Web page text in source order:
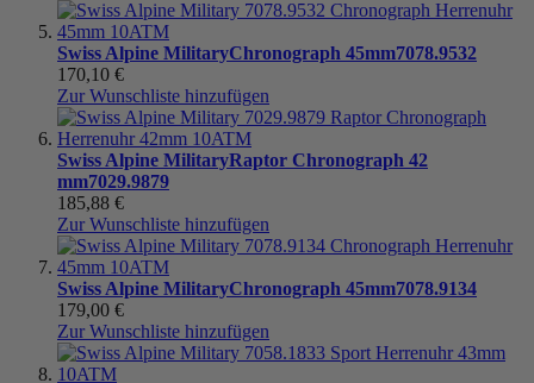
Swiss Alpine MilitaryChronograph 45mm7078.9532
170,10 €
Zur Wunschliste hinzufügen
Swiss Alpine MilitaryRaptor Chronograph 42
mm7029.9879
185,88 €
Zur Wunschliste hinzufügen
Swiss Alpine MilitaryChronograph 45mm7078.9134
179,00 €
Zur Wunschliste hinzufügen